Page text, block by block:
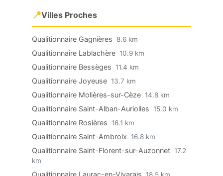
📍Villes Proches
Qualitionnaire Gagnières 8.6 km
Qualitionnaire Lablachère 10.9 km
Qualitionnaire Bessèges 11.4 km
Qualitionnaire Joyeuse 13.7 km
Qualitionnaire Molières-sur-Cèze 14.8 km
Qualitionnaire Saint-Alban-Auriolles 15.0 km
Qualitionnaire Rosières 16.1 km
Qualitionnaire Saint-Ambroix 16.8 km
Qualitionnaire Saint-Florent-sur-Auzonnet 17.2
km
Qualitionnaire Laurac-en-Vivarais